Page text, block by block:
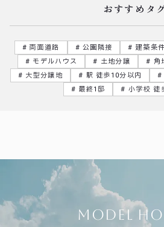
おすすめタ
両面道路 公園隣接 建築条
モデルハウス
土地分譲 角
大型分譲地
駅 徒歩10分以内
最終1邸
小学校 徒
model